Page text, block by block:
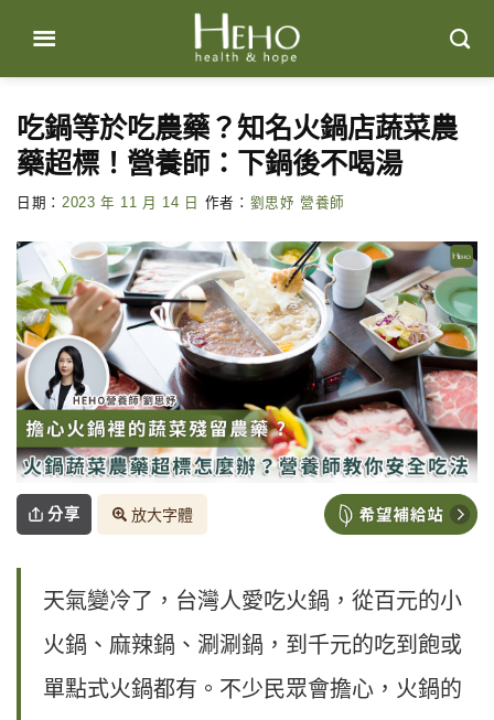
content
吃鍋等於吃農藥？知名火鍋店蔬菜農
藥超標！營養師：下鍋後不喝湯
日期： 2023 年 11 月 14 日 作者： 劉思妤 營養師
分享 放大字體
天氣變冷了，台灣人愛吃火鍋，從百元的小
火鍋、麻辣鍋、涮涮鍋，到千元的吃到飽或
單點式火鍋都有。不少民眾會擔心，火鍋的